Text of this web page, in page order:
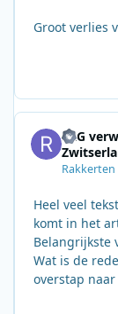
Groot verlies
SRG
Rakkerten
Heel veel
komt in het
Belangrijkste
Wat is de
overstap